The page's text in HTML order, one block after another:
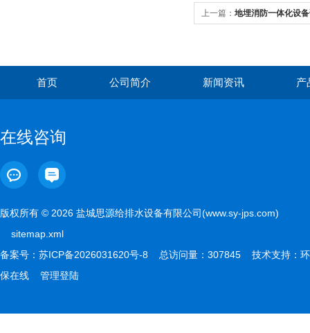
上一篇： 地埋消防一体化设
首页 公司简介 新闻资讯 产
在线咨询
版权所有 © 2026 盐城思源给排水设备有限公司(www.sy-jps.com)
sitemap.xml
备案号： 苏ICP备2026031620号-8 总访问量：307845 技术支持： 环
保在线
管理登陆